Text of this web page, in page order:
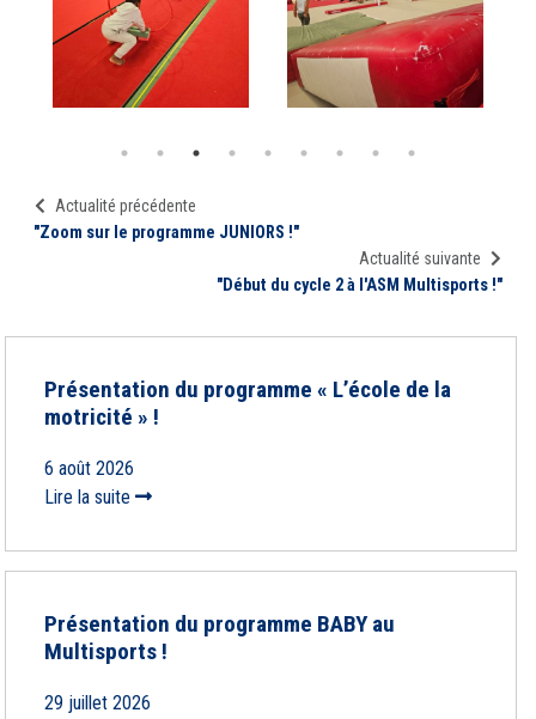
Actualité précédente
"Zoom sur le programme JUNIORS !"
Actualité suivante
"Début du cycle 2 à l'ASM Multisports !"
Présentation du programme « L’école de la
motricité » !
6 août 2026
Lire la suite
Présentation du programme BABY au
Multisports !
29 juillet 2026